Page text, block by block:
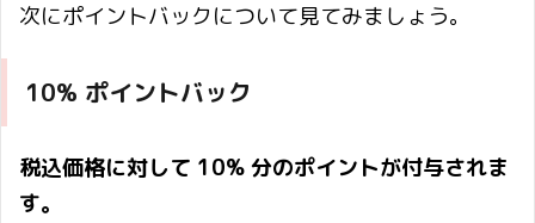
次にポイントバックについて見てみましょう。
10% ポイントバック
税込価格に対して 10% 分のポイントが付与されま
す。